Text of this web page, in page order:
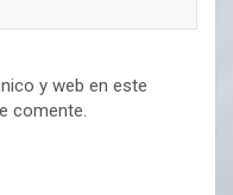
y web en este
comente.